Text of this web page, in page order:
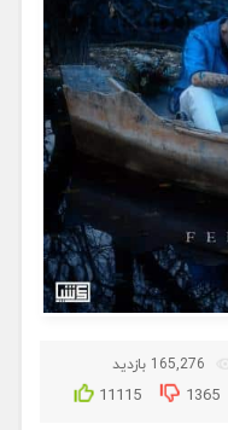
165,276 بازدید
11115 1365